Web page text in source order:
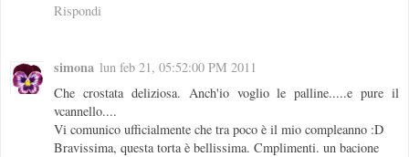
Rispondi
simona lun feb 21, 05:52:00 PM 2011
Che crostata deliziosa. Anch'io voglio le palline.....e pure il
vcannello....
Vi comunico ufficialmente che tra poco è il mio compleanno :D
Bravissima, questa torta è bellissima. Cmplimenti. un bacione